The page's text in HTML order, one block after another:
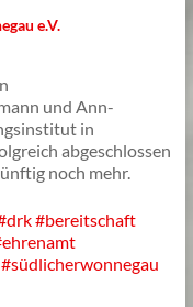
e.V.
und Ann-
in
abgeschlossen
noch mehr.
#bereitschaft
#südlicherwonnegau